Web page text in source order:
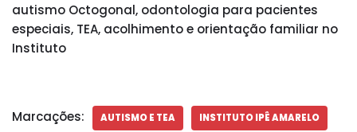
autismo Octogonal, odontologia para pacientes
especiais, TEA, acolhimento e orientação familiar no
Instituto
Marcações: AUTISMO E TEA INSTITUTO IPÊ AMARELO